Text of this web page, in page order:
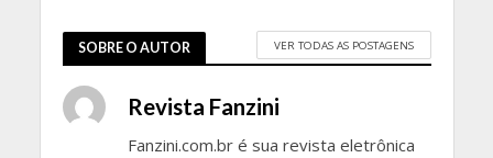
SOBRE O AUTOR VER TODAS AS POSTAGENS
Revista Fanzini
Fanzini.com.br é sua revista eletrônica